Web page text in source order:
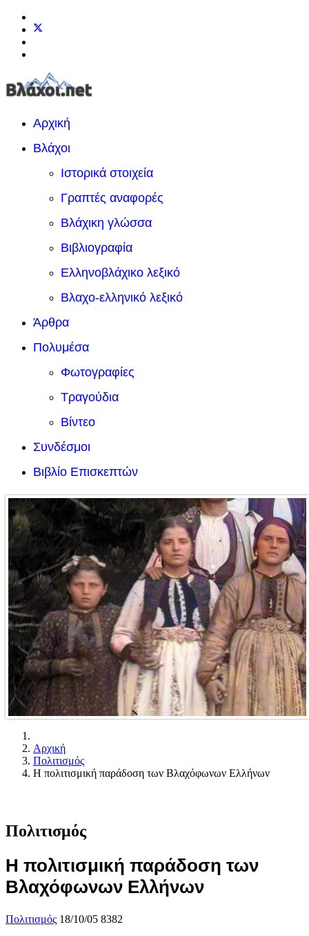
Αρχική
Βλάχοι
Ιστορικά στοιχεία
Γραπτές αναφορές
Βλάχικη γλώσσα
Βιβλιογραφία
Ελληνοβλάχικο λεξικό
Βλαχο-ελληνικό λεξικό
Άρθρα
Πολυμέσα
Φωτογραφίες
Τραγούδια
Βίντεο
Συνδέσμοι
Βιβλίο Επισκεπτών
Αρχική
Πολιτισμός
Η πολιτισμική παράδοση των Βλαχόφωνων Ελλήνων
Πολιτισμός
Η πολιτισμική παράδοση των
Βλαχόφωνων Ελλήνων
Πολιτισμός 18/10/05 8382